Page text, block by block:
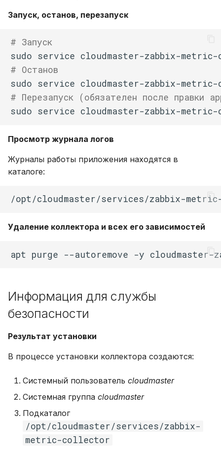
Запуск, останов, перезапуск
# Запуск
sudo service cloudmaster-zabbix-
# Останов
sudo service cloudmaster-zabbix-
# Перезапуск (обязателен после правки
sudo service cloudmaster-zabbix-
Просмотр журнала логов
Журналы работы приложения находятся в
каталоге:
Удаление коллектора и всех его зависимостей
apt purge --autoremove -y
Информация для службы
безопасности
Результат установки
В процессе установки коллектора создаются:
Системный пользователь cloudmaster
Системная группа cloudmaster
Подкаталог
/opt/cloudmaster/services/zabbix-
metric-collector